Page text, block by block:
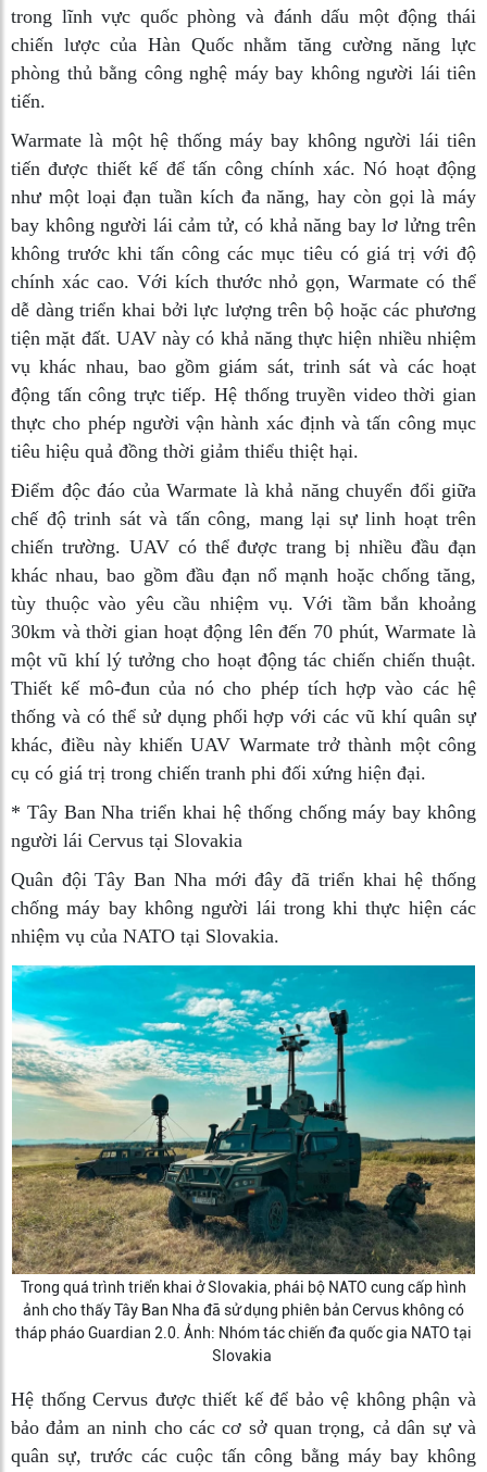
trong lĩnh vực quốc phòng và đánh dấu một động thái
chiến lược của Hàn Quốc nhằm tăng cường năng lực
phòng thủ bằng công nghệ máy bay không người lái tiên
tiến.
Warmate là một hệ thống máy bay không người lái tiên
tiến được thiết kế để tấn công chính xác. Nó hoạt động
như một loại đạn tuần kích đa năng, hay còn gọi là máy
bay không người lái cảm tử, có khả năng bay lơ lửng trên
không trước khi tấn công các mục tiêu có giá trị với độ
chính xác cao. Với kích thước nhỏ gọn, Warmate có thể
dễ dàng triển khai bởi lực lượng trên bộ hoặc các phương
tiện mặt đất. UAV này có khả năng thực hiện nhiều nhiệm
vụ khác nhau, bao gồm giám sát, trinh sát và các hoạt
động tấn công trực tiếp. Hệ thống truyền video thời gian
thực cho phép người vận hành xác định và tấn công mục
tiêu hiệu quả đồng thời giảm thiểu thiệt hại.
Điểm độc đáo của Warmate là khả năng chuyển đổi giữa
chế độ trinh sát và tấn công, mang lại sự linh hoạt trên
chiến trường. UAV có thể được trang bị nhiều đầu đạn
khác nhau, bao gồm đầu đạn nổ mạnh hoặc chống tăng,
tùy thuộc vào yêu cầu nhiệm vụ. Với tầm bắn khoảng
30km và thời gian hoạt động lên đến 70 phút, Warmate là
một vũ khí lý tưởng cho hoạt động tác chiến chiến thuật.
Thiết kế mô-đun của nó cho phép tích hợp vào các hệ
thống và có thể sử dụng phối hợp với các vũ khí quân sự
khác, điều này khiến UAV Warmate trở thành một công
cụ có giá trị trong chiến tranh phi đối xứng hiện đại.
* Tây Ban Nha triển khai hệ thống chống máy bay không
người lái Cervus tại Slovakia
Quân đội Tây Ban Nha mới đây đã triển khai hệ thống
chống máy bay không người lái trong khi thực hiện các
nhiệm vụ của NATO tại Slovakia.
Trong quá trình triển khai ở Slovakia, phái bộ NATO cung cấp hình
ảnh cho thấy Tây Ban Nha đã sử dụng phiên bản Cervus không có
tháp pháo Guardian 2.0. Ảnh: Nhóm tác chiến đa quốc gia NATO tại
Slovakia
Hệ thống Cervus được thiết kế để bảo vệ không phận và
bảo đảm an ninh cho các cơ sở quan trọng, cả dân sự và
quân sự, trước các cuộc tấn công bằng máy bay không